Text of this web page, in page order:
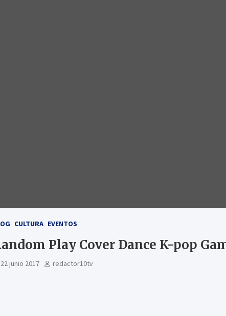
CULTURA EVENTOS
Play Cover Dance K-pop
22 junio 2017 redactor10tv